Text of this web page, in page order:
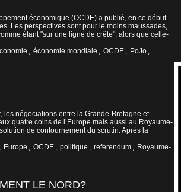
économique (OCDE) a publié, en ce début
Les perspectives sont pour le moins maussades,
étant "sur une ligne de crête", alors que celle-
, économie mondiale , OCDE , PoJo ,
les négociations entre la Grande-Bretagne et
quatre coins de l’Europe mais aussi au Royaume-
de contournement du scrutin. Après la
, Europe , OCDE , politique , referendum , Royaume-
LE NORD?